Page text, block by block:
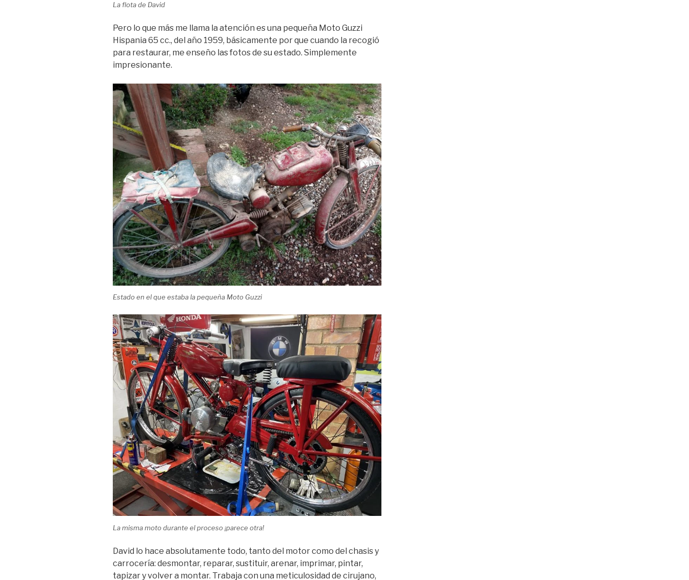
La flota de David
Pero lo que más me llama la atención es una pequeña Moto Guzzi
Hispania 65 cc., del año 1959, básicamente por que cuando la recogió
para restaurar, me enseño las fotos de su estado. Simplemente
impresionante.
Estado en el que estaba la pequeña Moto Guzzi
La misma moto durante el proceso ¡parece otra!
David lo hace absolutamente todo, tanto del motor como del chasis y
carrocería: desmontar, reparar, sustituir, arenar, imprimar, pintar,
tapizar y volver a montar. Trabaja con una meticulosidad de cirujano,